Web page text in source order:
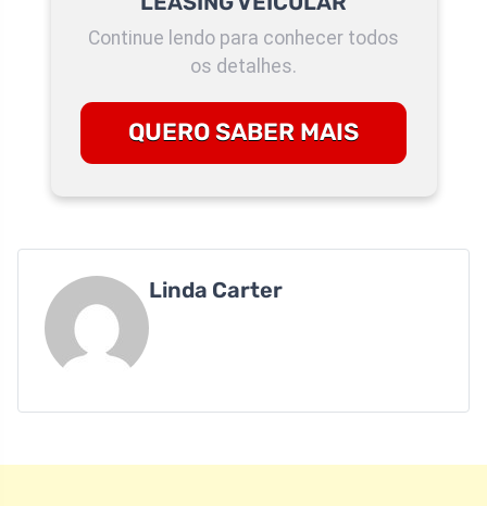
Continue lendo para conhecer todos
os detalhes.
QUERO SABER MAIS
Linda Carter